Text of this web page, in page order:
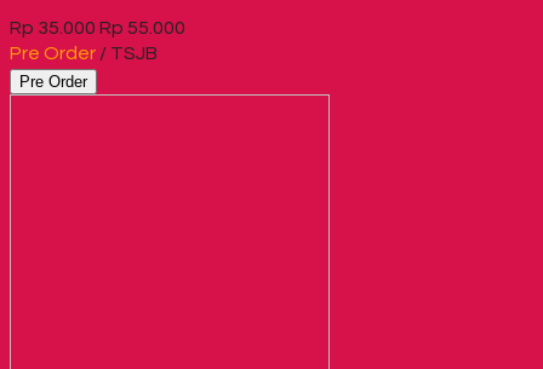
Rp 35.000 Rp 55.000
Pre Order / TSJB
Pre Order